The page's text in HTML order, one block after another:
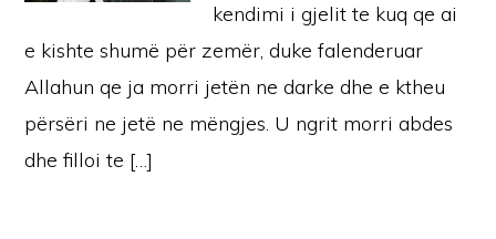
kendimi i gjelit te kuq qe ai
e kishte shumë për zemër, duke falenderuar
Allahun qe ja morri jetën ne darke dhe e ktheu
përsëri ne jetë ne mëngjes. U ngrit morri abdes
dhe filloi te […]